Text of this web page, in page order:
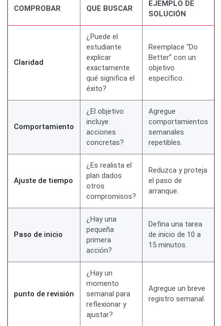
COMPROBAR QUE BUSCAR
EJEMPLO DE
SOLUCIÓN
Claridad
¿Puede el
estudiante
explicar
exactamente
qué significa el
éxito?
Reemplace “Do
Better” con un
objetivo
específico.
Comportamiento
¿El objetivo
incluye
acciones
concretas?
Agregue
comportamientos
semanales
repetibles.
Ajuste de tiempo
¿Es realista el
plan dados
otros
compromisos?
Reduzca y proteja
el paso de
arranque.
Paso de inicio
¿Hay una
pequeña
primera
acción?
Defina una tarea
de inicio de 10 a
15 minutos.
punto de revisión
¿Hay un
momento
semanal para
reflexionar y
ajustar?
Agregue un breve
registro semanal.